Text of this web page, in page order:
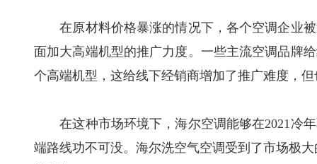
在原材料价格暴涨的情况下，各个空调企业被
面加大高端机型的推广力度。一些主流空调品牌
个高端机型，这给线下经销商增加了推广难度，
在这种市场环境下，海尔空调能够在2021冷年
端路线功不可没。海尔洗空气空调受到了市场极